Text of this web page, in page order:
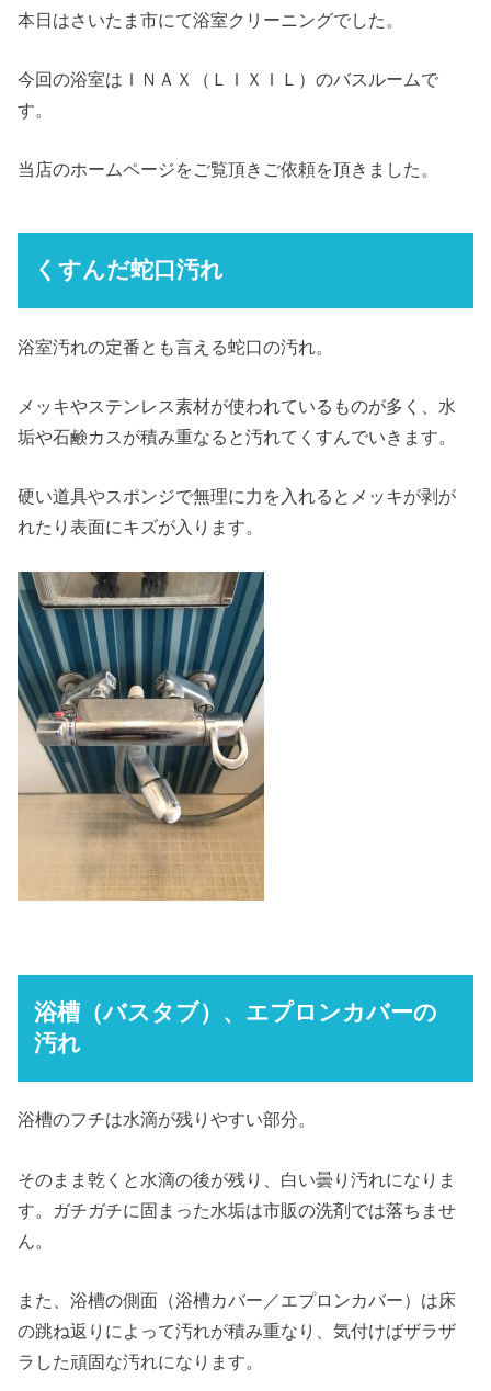
本日はさいたま市にて浴室クリーニングでした。
今回の浴室はＩＮＡＸ（ＬＩＸＩＬ）のバスルームで
す。
当店のホームページをご覧頂きご依頼を頂きました。
くすんだ蛇口汚れ
浴室汚れの定番とも言える蛇口の汚れ。
メッキやステンレス素材が使われているものが多く、水
垢や石鹸カスが積み重なると汚れてくすんでいきます。
硬い道具やスポンジで無理に力を入れるとメッキが剥が
れたり表面にキズが入ります。
浴槽（バスタブ）、エプロンカバーの
汚れ
浴槽のフチは水滴が残りやすい部分。
そのまま乾くと水滴の後が残り、白い曇り汚れになりま
す。ガチガチに固まった水垢は市販の洗剤では落ちませ
ん。
また、浴槽の側面（浴槽カバー／エプロンカバー）は床
の跳ね返りによって汚れが積み重なり、気付けばザラザ
ラした頑固な汚れになります。